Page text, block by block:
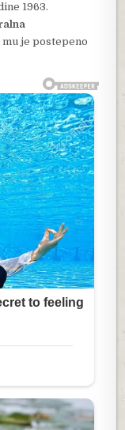
1963.
je postepeno